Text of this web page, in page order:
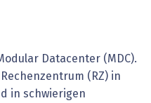
Datacenter (MDC).
(RZ) in
in schwierigen